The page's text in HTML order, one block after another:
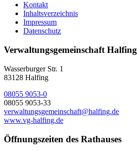
Kontakt
Inhaltsverzeichnis
Impressum
Datenschutz
Verwaltungsgemeinschaft Halfing
Wasserburger Str. 1
83128 Halfing
08055 9053-0
08055 9053-33
verwaltungsgemeinschaft@halfing.de
www.vg-halfing.de
Öffnungszeiten des Rathauses